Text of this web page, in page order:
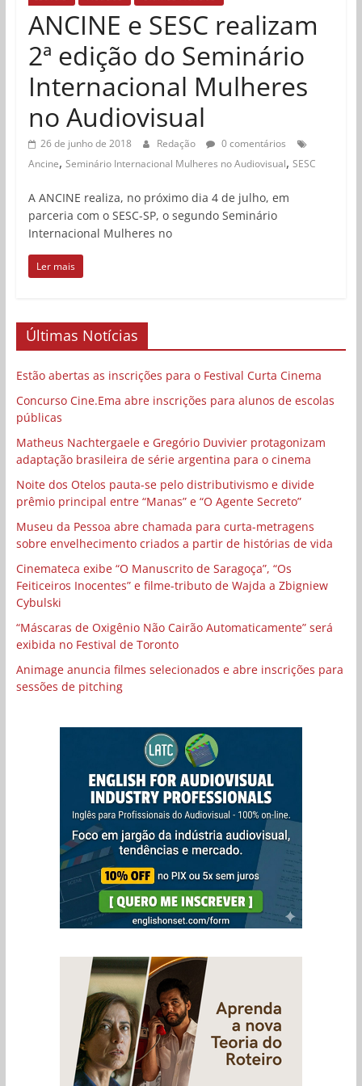
ANCINE e SESC realizam
2ª edição do Seminário
Internacional Mulheres
no Audiovisual
26 de junho de 2018 Redação
0 comentários
Ancine, Seminário Internacional Mulheres no Audiovisual, SESC
A ANCINE realiza, no próximo dia 4 de julho, em
parceria com o SESC-SP, o segundo Seminário
Internacional Mulheres no
Ler mais
Últimas Notícias
Estão abertas as inscrições para o Festival Curta Cinema
Concurso Cine.Ema abre inscrições para alunos de escolas
públicas
Matheus Nachtergaele e Gregório Duvivier protagonizam
adaptação brasileira de série argentina para o cinema
Noite dos Otelos pauta-se pelo distributivismo e divide
prêmio principal entre “Manas” e “O Agente Secreto”
Museu da Pessoa abre chamada para curta-metragens
sobre envelhecimento criados a partir de histórias de vida
Cinemateca exibe “O Manuscrito de Saragoça”, “Os
Feiticeiros Inocentes” e filme-tributo de Wajda a Zbigniew
Cybulski
“Máscaras de Oxigênio Não Cairão Automaticamente” será
exibida no Festival de Toronto
Animage anuncia filmes selecionados e abre inscrições para
sessões de pitching